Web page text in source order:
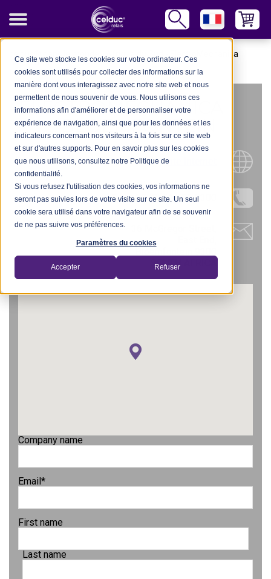
Ce site web stocke les cookies sur votre ordinateur. Ces
cookies sont utilisés pour collecter des informations sur la
manière dont vous interagissez avec notre site web et nous
permettent de nous souvenir de vous. Nous utilisons ces
informations afin d'améliorer et de personnaliser votre
expérience de navigation, ainsi que pour les données et les
indicateurs concernant nos visiteurs à la fois sur ce site web
et sur d'autres supports. Pour en savoir plus sur les cookies
que nous utilisons, consultez notre Politique de
confidentialité.
Si vous refusez l'utilisation des cookies, vos informations ne
seront pas suivies lors de votre visite sur ce site. Un seul
cookie sera utilisé dans votre navigateur afin de se souvenir
de ne pas suivre vos préférences.
Paramètres du cookies
Accepter Refuser
ElectroMechanica
Bloemfontein
ELECTROMECHANICA
BLOEMFONTEIN
Site Internet
Tel.: +27 (0) 51 476 0300
SOUTH AFRICA
Company name
Email*
First name
Last name